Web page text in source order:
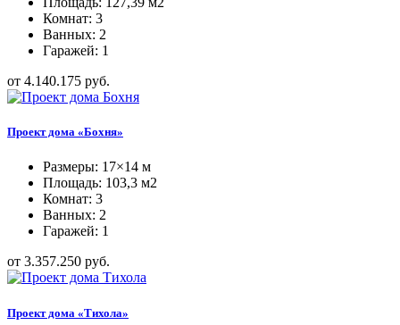
Комнат: 3
Ванных: 2
Гаражей: 1
от 4.140.175 руб.
Проект дома «Бохня»
Размеры: 17×14 м
Площадь: 103,3 м2
Комнат: 3
Ванных: 2
Гаражей: 1
от 3.357.250 руб.
Проект дома «Тихола»